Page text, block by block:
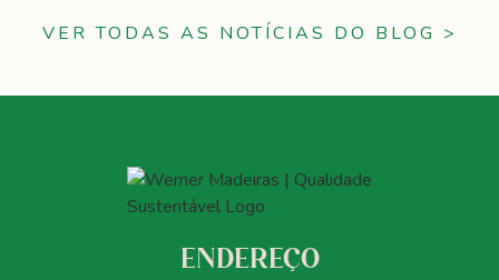
VER TODAS AS NOTÍCIAS DO BLOG >
ENDEREÇO